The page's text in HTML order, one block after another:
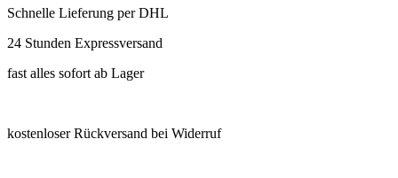
Schnelle Lieferung per DHL
24 Stunden Expressversand
fast alles sofort ab Lager
kostenloser Rückversand bei Widerruf